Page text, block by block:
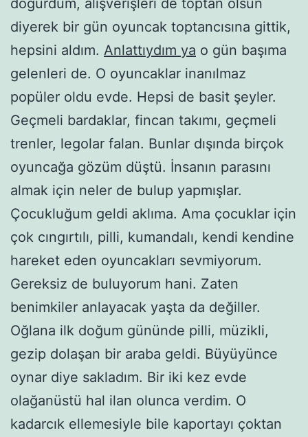
diyerek bir gün oyuncak toptancısına gittik,
hepsini aldım. Anlattıydım ya o gün başıma
gelenleri de. O oyuncaklar inanılmaz
popüler oldu evde. Hepsi de basit şeyler.
Geçmeli bardaklar, fincan takımı, geçmeli
trenler, legolar falan. Bunlar dışında birçok
oyuncağa gözüm düştü. İnsanın parasını
almak için neler de bulup yapmışlar.
Çocukluğum geldi aklıma. Ama çocuklar için
çok cıngırtılı, pilli, kumandalı, kendi kendine
hareket eden oyuncakları sevmiyorum.
Gereksiz de buluyorum hani. Zaten
benimkiler anlayacak yaşta da değiller.
Oğlana ilk doğum gününde pilli, müzikli,
gezip dolaşan bir araba geldi. Büyüyünce
oynar diye sakladım. Bir iki kez evde
olağanüstü hal ilan olunca verdim. O
kadarcık ellemesiyle bile kaportayı çoktan